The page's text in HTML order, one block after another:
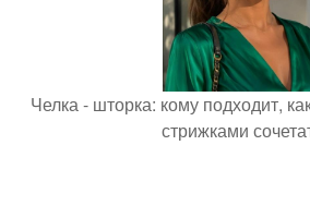
Челка - шторка: кому подходит,
стрижками